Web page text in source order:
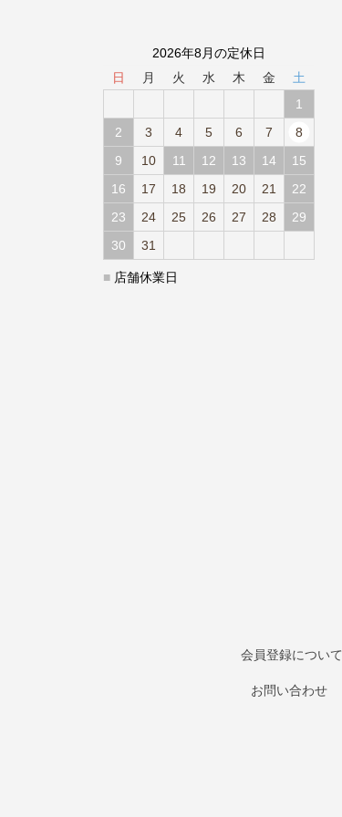
2026年8月の定休日
日
月 火 水 木 金
土
1
2
3 4 5 6 7
8
9
10 11 12 13 14
15
16
17 18 19 20 21
22
23
24 25 26 27 28
29
30
31
■ 店舗休業日
会員登録について
お問い合わせ